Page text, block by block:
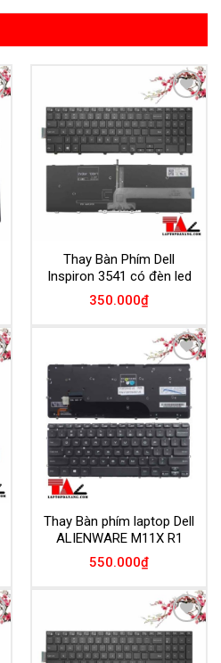
Add to
Wishlist
Thay Bàn Phím Dell
Inspiron 3541 có đèn led
350.000₫
Add to
Wishlist
Thay Bàn phím laptop Dell
ALIENWARE M11X R1
550.000₫
Add to
Wishlist